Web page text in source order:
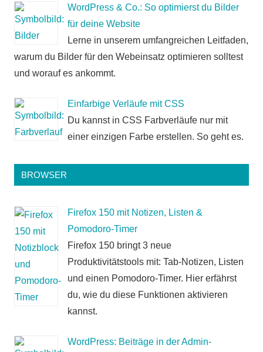
WordPress & Co.: So optimierst du Bilder
für deine Website
Lerne in unserem umfangreichen Leitfaden,
warum du Bilder für den Webeinsatz optimieren solltest
und worauf es ankommt.
Einfarbige Verläufe mit CSS
Du kannst in CSS Farbverläufe nur mit
einer einzigen Farbe erstellen. So geht es.
BROWSER
Firefox 150 mit Notizen, Listen &
Pomodoro-Timer
Firefox 150 bringt 3 neue
Produktivitätstools mit: Tab-Notizen, Listen
und einen Pomodoro-Timer. Hier erfährst
du, wie du diese Funktionen aktivieren
kannst.
WordPress: Beiträge in der Admin-